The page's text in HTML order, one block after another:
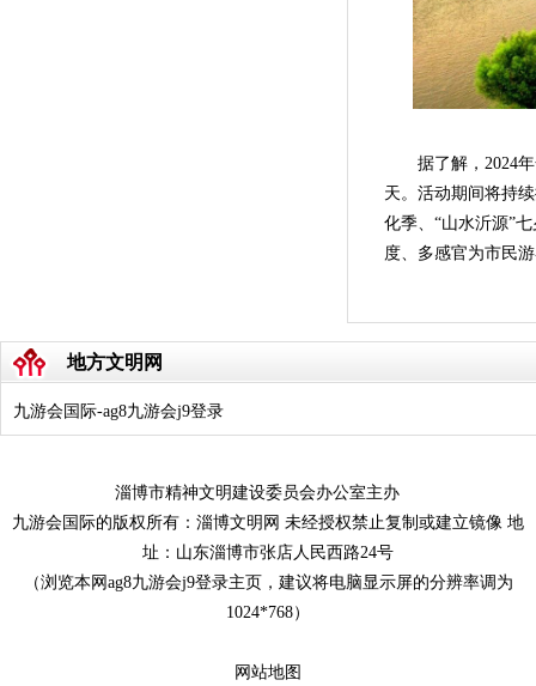
据了解，2024
天。活动期间将持
化季、“山水沂源”
度、多感官为市民
地方文明网
九游会国际-ag8九游会j9登录
淄博市精神文明建设委员会办公室主办
九游会国际的版权所有：淄博文明网 未经授权禁止复制或建立镜像 地
址：山东淄博市张店人民西路24号
（浏览本网ag8九游会j9登录主页，建议将电脑显示屏的分辨率调为
1024*768）
网站地图